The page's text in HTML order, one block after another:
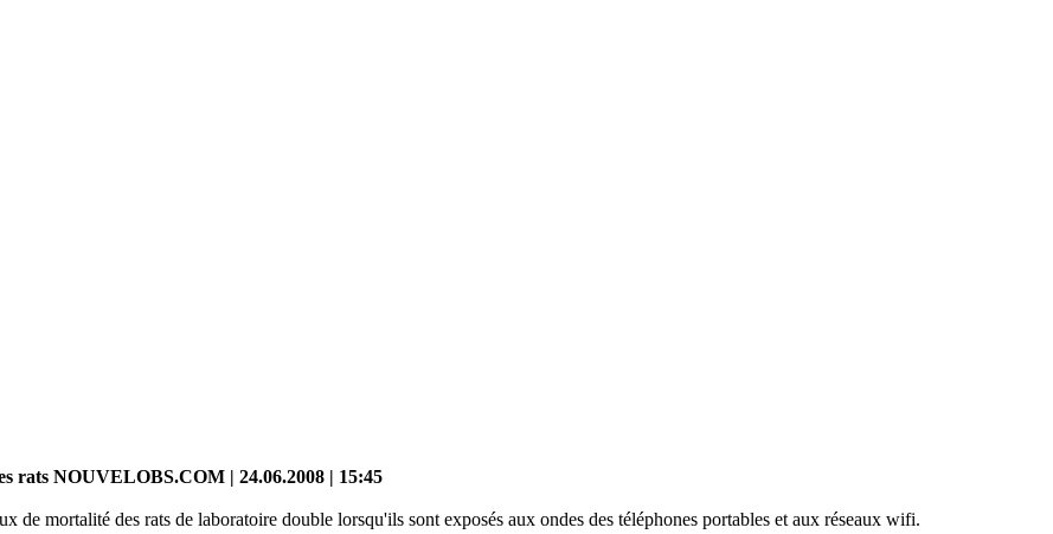
rats NOUVELOBS.COM | 24.06.2008 | 15:45
mortalité des rats de laboratoire double lorsqu'ils sont exposés aux ondes des téléphones portables et aux réseaux wifi.